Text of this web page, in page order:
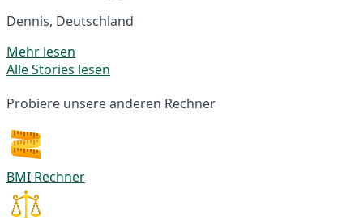
Dennis, Deutschland
Mehr lesen
Alle Stories lesen
Probiere unsere anderen Rechner
BMI Rechner